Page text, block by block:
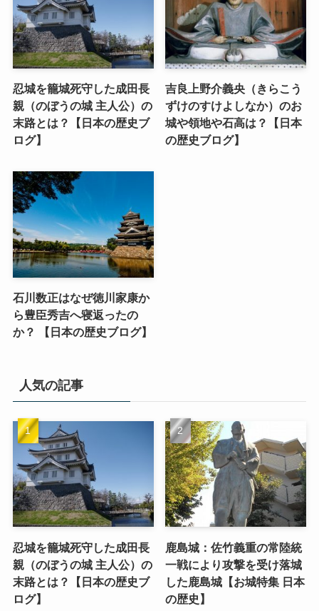
忍城を籠城死守した成田長
親（のぼうの城 主人公）の
末路とは？【日本の歴史ブ
ログ】
吉良上野介義央（きらこう
ずけのすけよしなか）のお
城や領地や石高は？【日本
の歴史ブログ】
石川数正はなぜ徳川家康か
ら豊臣秀吉へ寝返ったの
か？ 【日本の歴史ブログ】
人気の記事
忍城を籠城死守した成田長
親（のぼうの城 主人公）の
末路とは？【日本の歴史ブ
ログ】
鹿島城：佐竹義重の常陸統
一戦により攻撃を受け落城
した鹿島城【お城特集 日本
の歴史】